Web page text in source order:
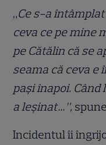
„Ce s-a
ceva ce pe mine
pe Cătălin că se
seama că ceva e
pași înapoi.
a leșinat…”,
Incidentul îi